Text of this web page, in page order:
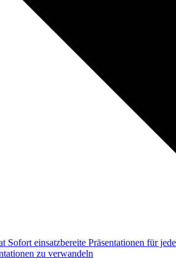
Sofort einsatzbereite Präsentationen für
zu verwandeln